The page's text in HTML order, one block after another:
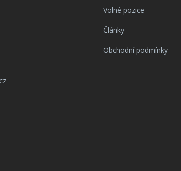
Volné pozice
Články
Obchodní podmínky